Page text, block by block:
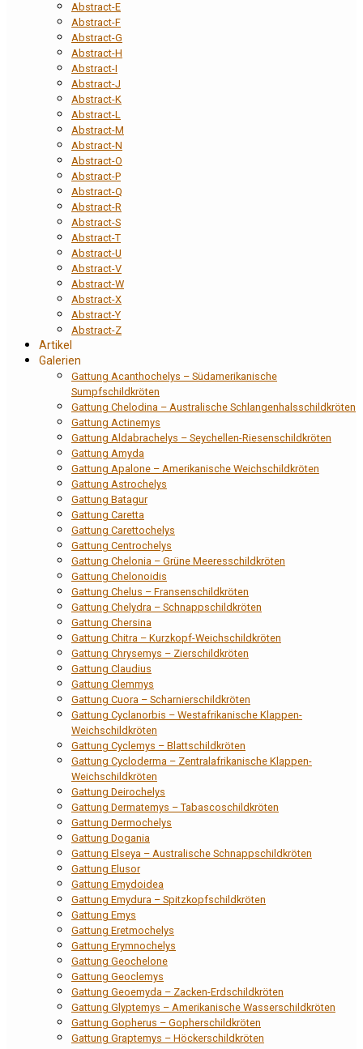
Abstract-E
Abstract-F
Abstract-G
Abstract-H
Abstract-I
Abstract-J
Abstract-K
Abstract-L
Abstract-M
Abstract-N
Abstract-O
Abstract-P
Abstract-Q
Abstract-R
Abstract-S
Abstract-T
Abstract-U
Abstract-V
Abstract-W
Abstract-X
Abstract-Y
Abstract-Z
Artikel
Galerien
Gattung Acanthochelys – Südamerikanische
Sumpfschildkröten
Gattung Chelodina – Australische Schlangenhalsschildkröten
Gattung Actinemys
Gattung Aldabrachelys – Seychellen-Riesenschildkröten
Gattung Amyda
Gattung Apalone – Amerikanische Weichschildkröten
Gattung Astrochelys
Gattung Batagur
Gattung Caretta
Gattung Carettochelys
Gattung Centrochelys
Gattung Chelonia – Grüne Meeresschildkröten
Gattung Chelonoidis
Gattung Chelus – Fransenschildkröten
Gattung Chelydra – Schnappschildkröten
Gattung Chersina
Gattung Chitra – Kurzkopf-Weichschildkröten
Gattung Chrysemys – Zierschildkröten
Gattung Claudius
Gattung Clemmys
Gattung Cuora – Scharnierschildkröten
Gattung Cyclanorbis – Westafrikanische Klappen-
Weichschildkröten
Gattung Cyclemys – Blattschildkröten
Gattung Cycloderma – Zentralafrikanische Klappen-
Weichschildkröten
Gattung Deirochelys
Gattung Dermatemys – Tabascoschildkröten
Gattung Dermochelys
Gattung Dogania
Gattung Elseya – Australische Schnappschildkröten
Gattung Elusor
Gattung Emydoidea
Gattung Emydura – Spitzkopfschildkröten
Gattung Emys
Gattung Eretmochelys
Gattung Erymnochelys
Gattung Geochelone
Gattung Geoclemys
Gattung Geoemyda – Zacken-Erdschildkröten
Gattung Glyptemys – Amerikanische Wasserschildkröten
Gattung Gopherus – Gopherschildkröten
Gattung Graptemys – Höckerschildkröten